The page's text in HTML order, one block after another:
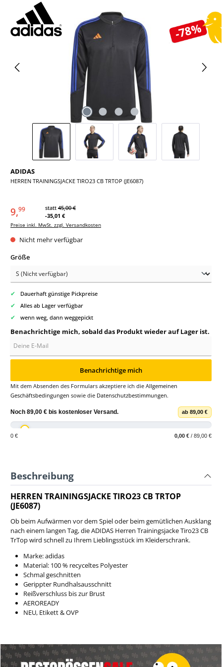
-78%
Bildergalerie überspringen
ADIDAS
HERREN TRAININGSJACKE TIRO23 CB TRTOP (JE6087)
9,99 statt 45,00 €
-35,01 €
Preise inkl. MwSt. zzgl. Versandkosten
Nicht mehr verfügbar
Größeauswählen
✔ Dauerhaft günstige Pickpreise
✔ Alles ab Lager verfügbar
✔ wenn weg, dann weggepickt
Benachrichtige mich, sobald das Produkt wieder auf Lager ist.
Benachrichtige mich
Mit dem Absenden des Formulars akzeptiere ich die Allgemeinen
Geschäftsbedingungen sowie die Datenschutzbestimmungen.
Noch 89,00 € bis kostenloser Versand. ab 89,00 €
0 € 0,00 € / 89,00 €
Beschreibung
HERREN TRAININGSJACKE TIRO23 CB TRTOP
(JE6087)
Ob beim Aufwärmen vor dem Spiel oder beim gemütlichen Ausklang
nach einem langen Tag, die ADIDAS Herren Trainingsjacke Tiro23 CB
TrTop wird schnell zu Ihrem Lieblingsstück im Kleiderschrank.
Marke: adidas
Material: 100 % recyceltes Polyester
Schmal geschnitten
Gerippter Rundhalsausschnitt
Reißverschluss bis zur Brust
AEROREADY
NEU, Etikett & OVP